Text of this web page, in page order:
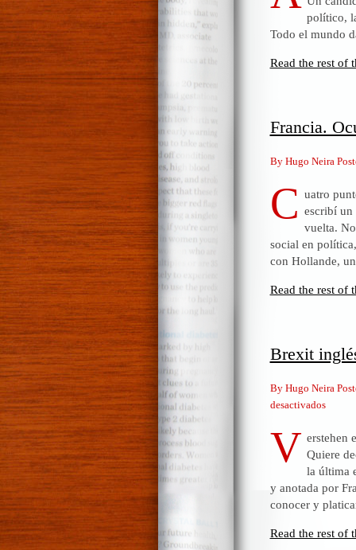
político,
Todo el mundo
Read the rest of
Francia.
By Hugo Neira
C uatro
escribí un
vuelta.
social en
con Hollande,
Read the rest of
Brexit
By Hugo Neira
desactivadosen
inglés
y
de
Max
V erstehen
Quiere
la última
y anotada por
conocer y
Read the rest of